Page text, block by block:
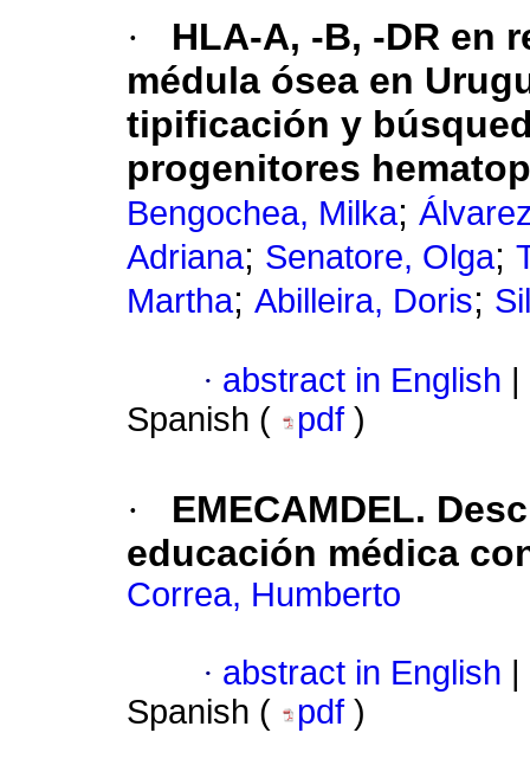
·
HLA-A, -B, -DR en
médula ósea en
tipificación y
progenitores
Bengochea, Milka;
Adriana; Senatore, Olga;
Martha; Abilleira, Doris;
· abstract in English
Spanish (
pdf )
·
EMECAMDEL.
educación médica
Correa, Humberto
· abstract in English
Spanish (
pdf )